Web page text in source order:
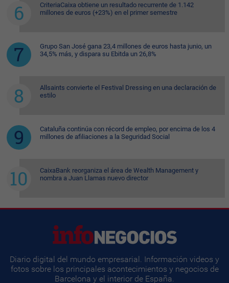
CriteriaCaixa obtiene un resultado recurrente de 1.142
millones de euros (+23%) en el primer semestre
Grupo San José gana 23,4 millones de euros hasta junio, un
34,5% más, y dispara su Ebitda un 26,8%
Allsaints convierte el Festival Dressing en una declaración de
estilo
Cataluña continúa con récord de empleo, por encima de los 4
millones de afiliaciones a la Seguridad Social
CaixaBank reorganiza el área de Wealth Management y
nombra a Juan Llamas nuevo director
Diario digital del mundo empresarial. Información videos y
fotos sobre los principales acontecimientos y negocios de
Barcelona y el interior de España.